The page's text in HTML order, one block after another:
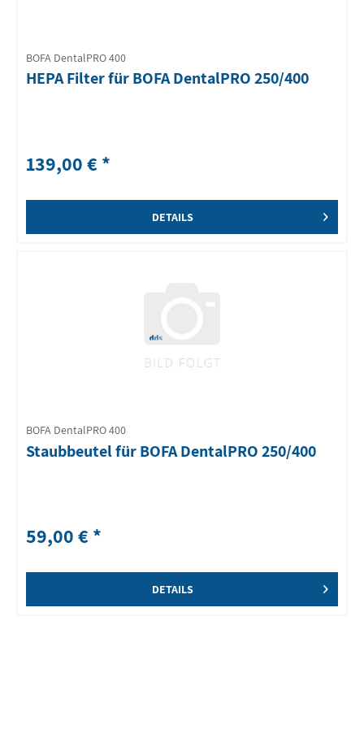
BOFA DentalPRO 400
HEPA Filter für BOFA DentalPRO 250/400
139,00 € *
DETAILS
BOFA DentalPRO 400
Staubbeutel für BOFA DentalPRO 250/400
59,00 € *
DETAILS